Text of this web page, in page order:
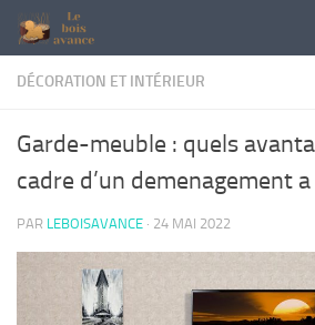
Skip to content
DÉCORATION ET INTÉRIEUR
Garde-meuble : quels
cadre d’un demenagement
PAR LEBOISAVANCE · 24 MAI 2022